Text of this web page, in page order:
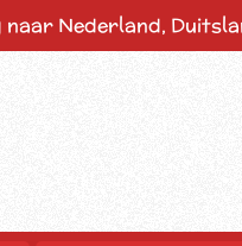
Nederland,